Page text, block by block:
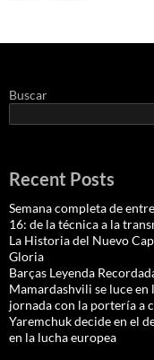
Buscar
Recent Posts
Semana completa de
16: de la técnica a la
La Historia del Nuevo
Gloria
Barças Leyenda
Mamardashvili se luce
jornada con la portería a
Yaremchuk decide en el
en la lucha europea